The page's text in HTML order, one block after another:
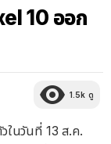
10 ออก
1.5k ดู
วในวันที่ 13 ส.ค.